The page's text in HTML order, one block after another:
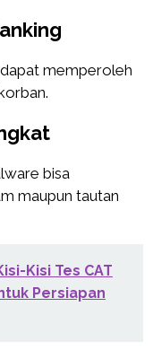
memperoleh
bisa
maupun tautan
Kisi Tes CAT
Persiapan